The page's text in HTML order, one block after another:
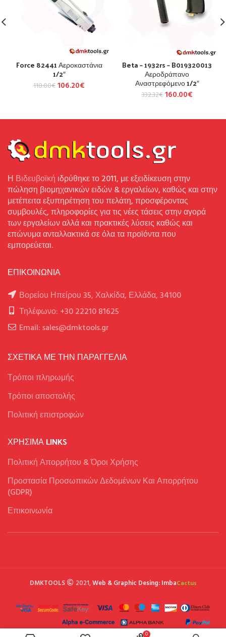
Force 82441 Αεροκαστάνια
1/2″
118.00€106.20€
Beta – 1932rs – B019320013
Αεροδράπανο
Αναστρεφόμενο 1/2″
332.32€ 160.00€
Η Βιδευβοϊκή ιδρύθηκε το 2011, με εξειδίκευση στην
πώληση βιομηχανικών ειδών & εργαλείων, καθώς και στην
μετέπειτα εξυπηρέτηση του πελάτη, προσφέροντας
συμβουλές, πληροφορίες για τις νέες τάσεις στην αγορά
των εργαλείων αλλά και πρακτικές λύσεις καθώς και
επώνυμα ανταλλακτικά σε όλα τα προϊόντα που
εμπορεύεται.
ΕΠΙΚΟΙΝΩΝΙΑ
Βορείου Ηπείρου 35, Χαλκίδα, Ελλάδα, 34100
Τηλέφωνο: +30 22210 81625
Email: sales@dmktools.gr
ΣΧΕΤΙΚΑ ΜΕ ΤΗΝ ΠΑΡΑΓΓΕΛΙΑ
Τρόποι πληρωμής
Tρόποι αποστολής
Πολιτική επιστροφών
ΧΡΉΣΙΜΑ LINKS
Πολιτική Απορρήτου & Όροι Χρήσης
Προστασία Προσωπικών Δεδομένων Και Απορρήτου
(GDPR)
Επικοινωνία
DMKTOOLS 2021,Web & Graphic Desing: ImbaCactus
0